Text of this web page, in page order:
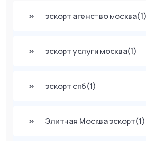
эскорт агенство москва(1)
эскорт услуги москва(1)
эскорт спб(1)
Элитная Москва эскорт(1)